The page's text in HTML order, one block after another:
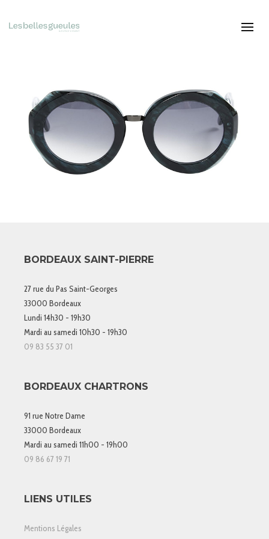
BORDEAUX SAINT-PIERRE
27 rue du Pas Saint-Georges
33000 Bordeaux
Lundi 14h30 - 19h30
Mardi au samedi 10h30 - 19h30
09 83 55 37 01
BORDEAUX CHARTRONS
91 rue Notre Dame
33000 Bordeaux
Mardi au samedi 11h00 - 19h00
09 86 67 19 71
LIENS UTILES
Mentions Légales